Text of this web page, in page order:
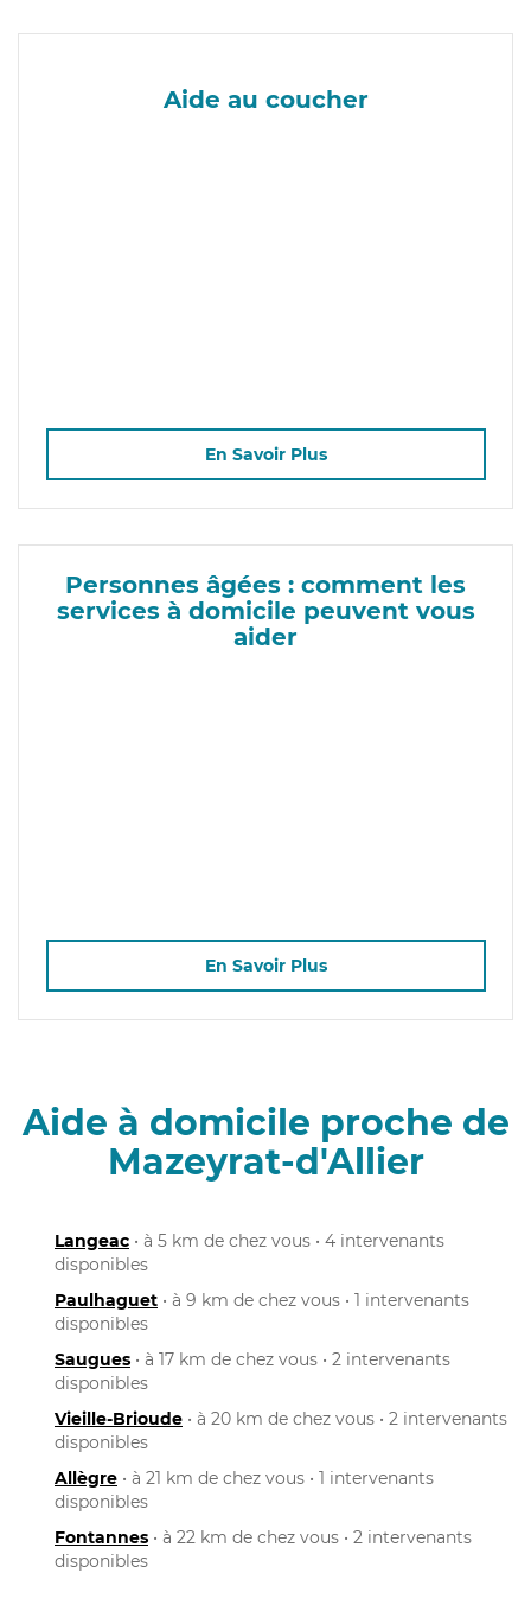
Aide au coucher
En Savoir Plus
Personnes âgées : comment les
services à domicile peuvent vous
aider
En Savoir Plus
Aide à domicile proche de
Mazeyrat-d'Allier
Langeac • à 5 km de chez vous • 4 intervenants
disponibles
Paulhaguet • à 9 km de chez vous • 1 intervenants
disponibles
Saugues • à 17 km de chez vous • 2 intervenants
disponibles
Vieille-Brioude • à 20 km de chez vous • 2 intervenants
disponibles
Allègre • à 21 km de chez vous • 1 intervenants
disponibles
Fontannes • à 22 km de chez vous • 2 intervenants
disponibles